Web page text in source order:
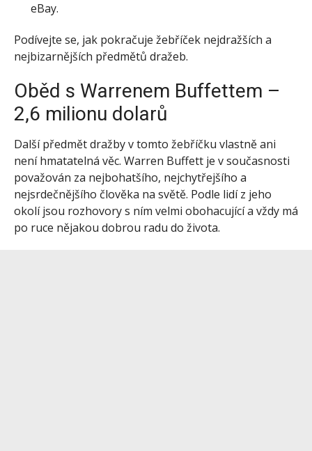
eBay.
Podívejte se, jak pokračuje žebříček nejdražších a
nejbizarnějších předmětů dražeb.
Oběd s Warrenem Buffettem –
2,6 milionu dolarů
Další předmět dražby v tomto žebříčku vlastně ani
není hmatatelná věc. Warren Buffett je v současnosti
považován za nejbohatšího, nejchytřejšího a
nejsrdečnějšího člověka na světě. Podle lidí z jeho
okolí jsou rozhovory s ním velmi obohacující a vždy má
po ruce nějakou dobrou radu do života.